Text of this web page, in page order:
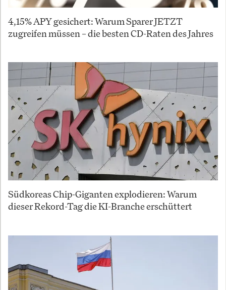
4,15% APY gesichert: Warum Sparer JETZT
zugreifen müssen – die besten CD-Raten des Jahres
Südkoreas Chip-Giganten explodieren: Warum
dieser Rekord-Tag die KI-Branche erschüttert